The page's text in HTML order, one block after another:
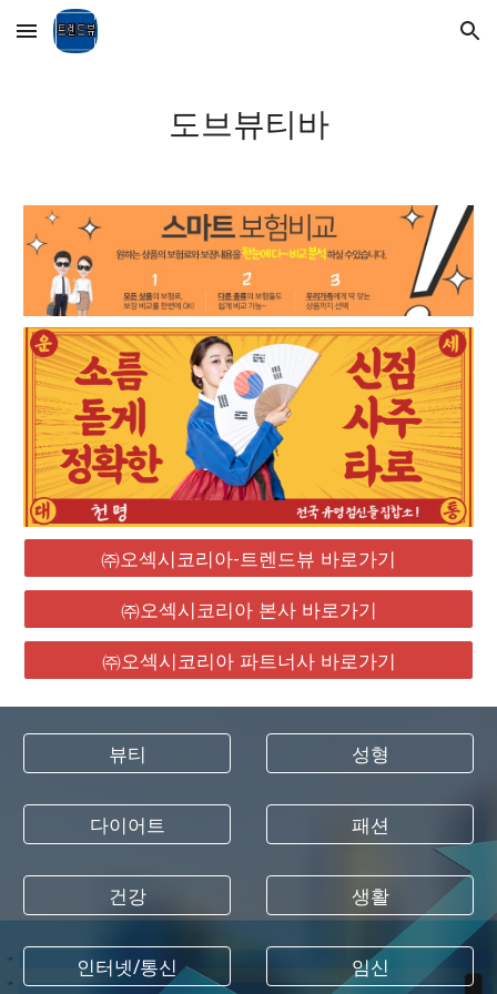
Skip to main content Skip to navigation
도브뷰티바
㈜오섹시코리아-트렌드뷰 바로가기
㈜오섹시코리아 본사 바로가기
㈜오섹시코리아 파트너사 바로가기
뷰티
다이어트
건강
인터넷/통신
성형
패션
생활
임신